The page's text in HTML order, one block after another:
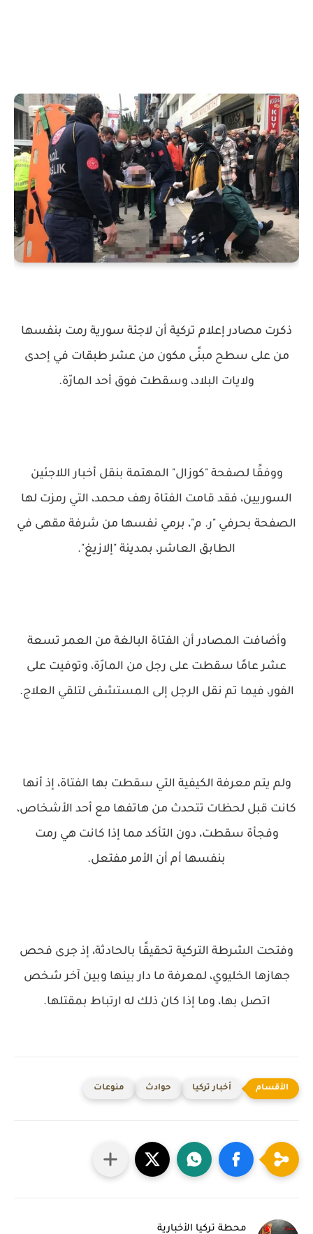
ذكرت مصادر إعلام تركية أن لاجئة سورية رمت بنفسها
من على سطح مبنًى مكون من عشر طبقات في إحدى
ولايات البلاد، وسقطت فوق أحد المارّة.
ووفقًا لصفحة "كوزال" المهتمة بنقل أخبار اللاجئين
السوريين، فقد قامت الفتاة رهف محمد، التي رمزت لها
الصفحة بحرفي "ر. م"، برمي نفسها من شرفة مقهى في
الطابق العاشر، بمدينة "إلازيغ".
وأضافت المصادر أن الفتاة البالغة من العمر تسعة
عشر عامًا سقطت على رجل من المارّة، وتوفيت على
الفور، فيما تم نقل الرجل إلى المستشفى لتلقي العلاج.
ولم يتم معرفة الكيفية التي سقطت بها الفتاة، إذ أنها
كانت قبل لحظات تتحدث من هاتفها مع أحد الأشخاص،
وفجأة سقطت، دون التأكد مما إذا كانت هي رمت
بنفسها أم أن الأمر مفتعل.
وفتحت الشرطة التركية تحقيقًا بالحادثة، إذ جرى فحص
جهازها الخليوي، لمعرفة ما دار بينها وبين آخر شخص
اتصل بها، وما إذا كان ذلك له ارتباط بمقتلها.
أخبار تركيا حوادث منوعات
محطة تركيا الأخبارية